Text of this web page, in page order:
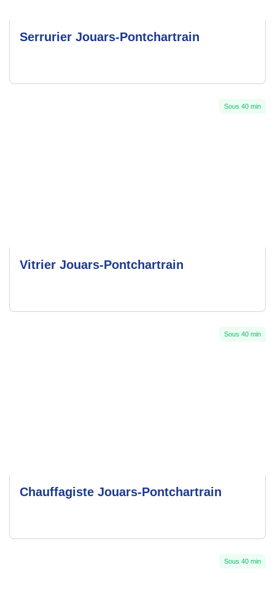
Serrurier Jouars-Pontchartrain
Sous 40 min
Vitrier Jouars-Pontchartrain
Sous 40 min
Chauffagiste Jouars-Pontchartrain
Sous 40 min